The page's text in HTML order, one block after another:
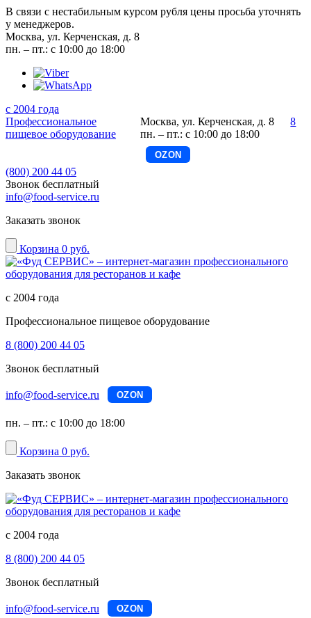
В связи с нестабильным курсом рубля цены просьба уточнять
у менеджеров.
Москва, ул. Керченская, д. 8
пн. – пт.: с 10:00 до 18:00
с 2004 года
Профессиональное
пищевое оборудование
Москва, ул. Керченская, д. 8
пн. – пт.: с 10:00 до 18:00
OZON
8
(800) 200 44 05
Звонок бесплатный
info@food-service.ru
Заказать звонок
Корзина 0 руб.
с 2004 года
Профессиональное пищевое оборудование
8 (800) 200 44 05
Звонок бесплатный
info@food-service.ru OZON
пн. – пт.: с 10:00 до 18:00
Корзина 0 руб.
Заказать звонок
с 2004 года
8 (800) 200 44 05
Звонок бесплатный
info@food-service.ru OZON